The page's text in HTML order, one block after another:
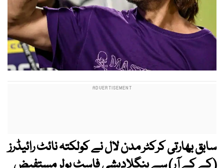
سابق بھارتی کرکٹر مدن لال نے کولکتہ نائٹ رائیڈرز